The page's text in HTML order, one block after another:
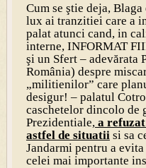
Cum se ştie deja,
lux ai tranzitiei care a
palat atunci cand, in
interne, INFORMAT
şi un Sfert – adevărata
România) despre
„militienilor” care
desigur! – palatul
caschetelor dincolo
Prezidentiale,a
astfel de situatiisi sa
Jandarmi pentru a
celei mai importante